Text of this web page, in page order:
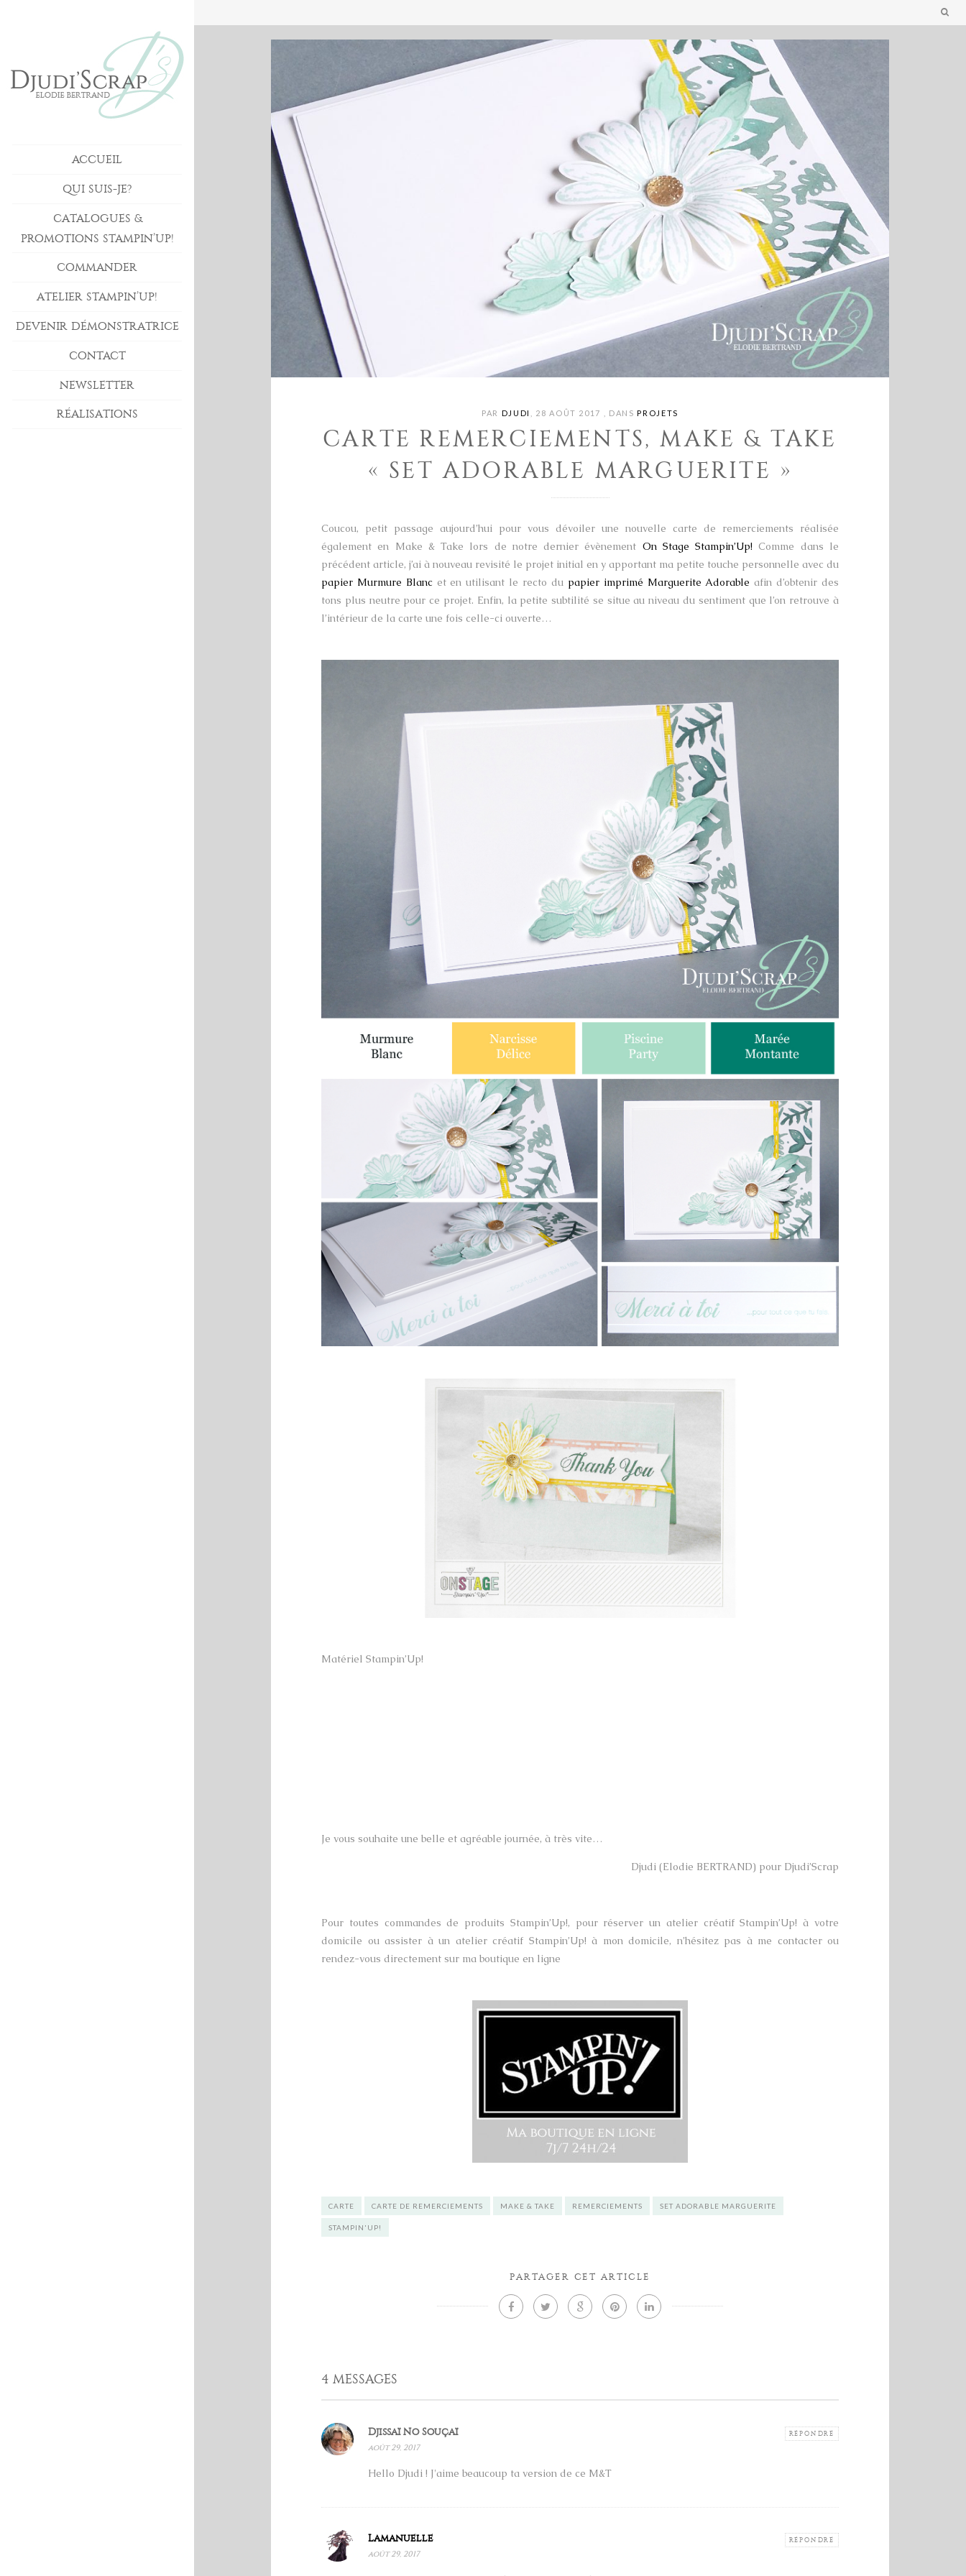
ACCUEIL
QUI SUIS-JE?
CATALOGUES &
PROMOTIONS STAMPIN’UP!
COMMANDER
ATELIER STAMPIN’UP!
DEVENIR DÉMONSTRATRICE
CONTACT
NEWSLETTER
RÉALISATIONS PAR DJUDI 28 AOÛT 2017 DANSPROJETS
CARTE REMERCIEMENTS, MAKE & TAKE
« SET ADORABLE MARGUERITE »
Coucou, petit passage aujourd’hui pour vous dévoiler une nouvelle carte de remerciements réalisée
également en Make & Take lors de notre dernier évènement On Stage Stampin’Up! Comme dans le
précédent article, j’ai à nouveau revisité le projet initial en y apportant ma petite touche personnelle avec du
papier Murmure Blanc et en utilisant le recto du papier imprimé Marguerite Adorable afin d’obtenir des
tons plus neutre pour ce projet. Enfin, la petite subtilité se situe au niveau du sentiment que l’on retrouve à
l’intérieur de la carte une fois celle-ci ouverte…
Matériel Stampin’Up!
Je vous souhaite une belle et agréable journée, à très vite…
Djudi (Elodie BERTRAND) pour Djudi’Scrap
Pour toutes commandes de produits Stampin’Up!, pour réserver un atelier créatif Stampin’Up! à votre
domicile ou assister à un atelier créatif Stampin’Up! à mon domicile, n’hésitez pas à me contacter ou
rendez-vous directement sur ma boutique en ligne
CARTE CARTE DE REMERCIEMENTS MAKE & TAKE REMERCIEMENTS SET ADORABLE MARGUERITE
STAMPIN'UP!
PARTAGER CET ARTICLE
4 MESSAGES
Djissaï No Souçaï RÉPONDRE
août 29, 2017
Hello Djudi ! J'aime beaucoup ta version de ce M&T
Lamanuelle RÉPONDRE
août 29, 2017